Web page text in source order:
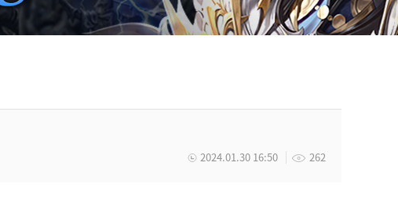
262
2024.01.30 16:50